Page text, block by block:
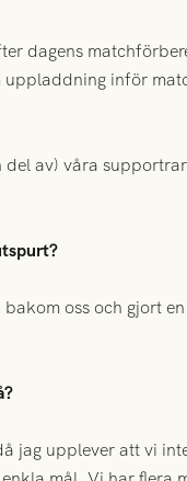
dagens
inför
av) våra
oss och gjort
jag upplever att vi